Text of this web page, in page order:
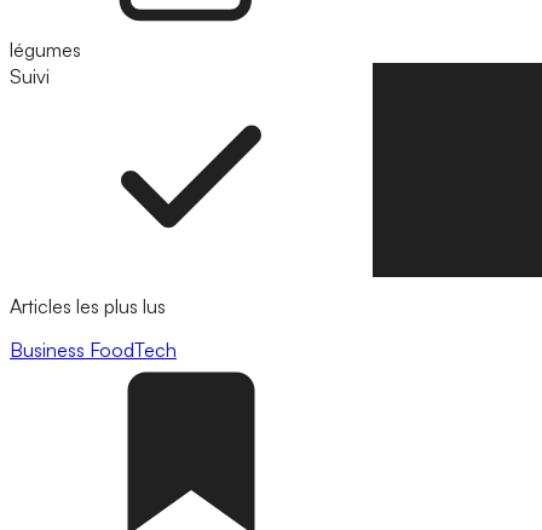
légumes
Suivi
Articles les plus lus
Business FoodTech